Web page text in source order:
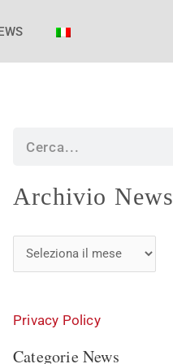
Archivio News
Archivio
Privacy Policy
Categorie News
Categorie